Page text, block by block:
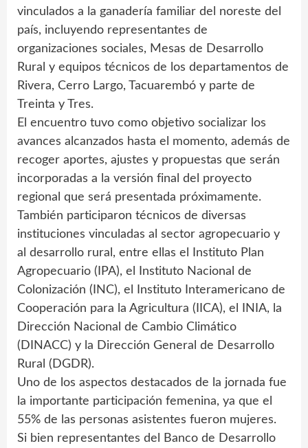
vinculados a la ganadería familiar del noreste del
país, incluyendo representantes de
organizaciones sociales, Mesas de Desarrollo
Rural y equipos técnicos de los departamentos de
Rivera, Cerro Largo, Tacuarembó y parte de
Treinta y Tres.
El encuentro tuvo como objetivo socializar los
avances alcanzados hasta el momento, además de
recoger aportes, ajustes y propuestas que serán
incorporadas a la versión final del proyecto
regional que será presentada próximamente.
También participaron técnicos de diversas
instituciones vinculadas al sector agropecuario y
al desarrollo rural, entre ellas el Instituto Plan
Agropecuario (IPA), el Instituto Nacional de
Colonización (INC), el Instituto Interamericano de
Cooperación para la Agricultura (IICA), el INIA, la
Dirección Nacional de Cambio Climático
(DINACC) y la Dirección General de Desarrollo
Rural (DGDR).
Uno de los aspectos destacados de la jornada fue
la importante participación femenina, ya que el
55% de las personas asistentes fueron mujeres.
Si bien representantes del Banco de Desarrollo